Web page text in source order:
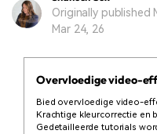
Originally published
Mar 24, 26
Overvloedige video-
Bied overvloedige video-
Krachtige kleurcorrectie en
Gedetailleerde tutorials